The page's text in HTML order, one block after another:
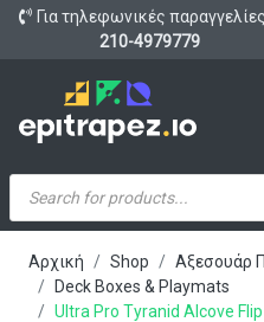
Για τηλεφωνικές
210-4979779
Products
search
Αρχική Shop
Αξεσουάρ
Deck Boxes & Playmats
Ultra Pro Tyranid Alcove